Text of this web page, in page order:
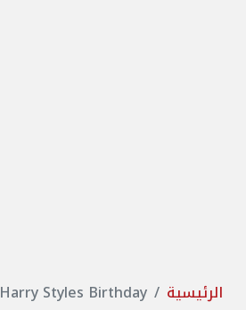
الرئيسية Harry Styles Birthday